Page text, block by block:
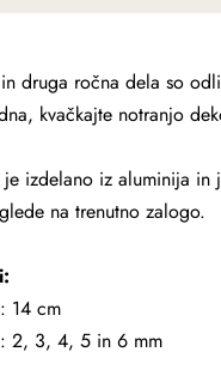
in druga ročna dela so
kvačkajte notranjo
je izdelano iz aluminija
na trenutno zalogo.
14 cm
2, 3, 4, 5 in 6 mm